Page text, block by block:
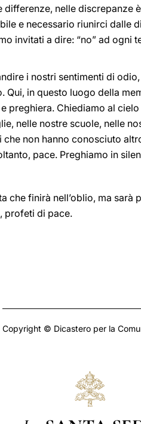
nelle discrepanze
e necessario riunirci dalle
invitati a dire: “no” ad ogni
i nostri sentimenti di
in questo luogo della
preghiera. Chiediamo al
nelle nostre scuole, nelle
non hanno conosciuto
pace. Preghiamo in
che finirà nell’oblio, ma
profeti di pace.
Copyright © Dicastero per la